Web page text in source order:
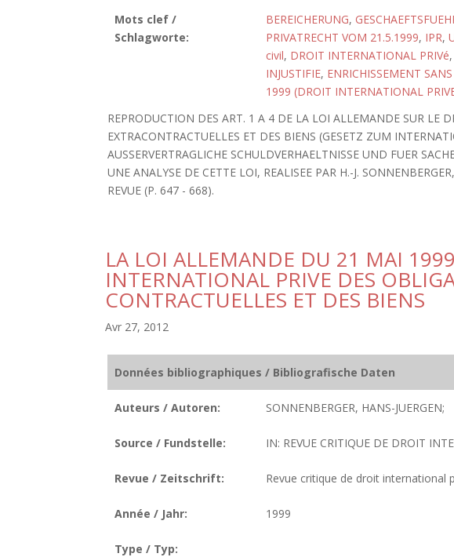
Mots clef /
Schlagworte:
BEREICHERUNG,
PRIVATRECHT VOM 21.5.1999, IPR,
civil, DROIT INTERNATIONAL PRIVé,
INJUSTIFIE, ENRICHISSEMENT
1999 (DROIT INTERNATIONAL
REPRODUCTION DES ART. 1 A 4 DE LA LOI ALLEMANDE SUR LE
EXTRACONTRACTUELLES ET DES BIENS (GESETZ ZUM
AUSSERVERTRAGLICHE SCHULDVERHAELTNISSE UND FUER
UNE ANALYSE DE CETTE LOI, REALISEE PAR H.-J.
REVUE (P. 647 - 668).
LA LOI ALLEMANDE DU 21 MAI
INTERNATIONAL PRIVE DES
CONTRACTUELLES ET DES BIENS
Avr 27, 2012
Données bibliographiques / Bibliografische Daten
Auteurs / Autoren: SONNENBERGER, HANS-JUERGEN;
Source / Fundstelle: IN: REVUE CRITIQUE DE DROIT
Revue / Zeitschrift: Revue critique de droit international
Année / Jahr: 1999
Type / Typ: